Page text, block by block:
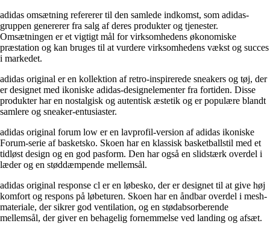
adidas omsætning refererer til den samlede indkomst, som adidas-
gruppen genererer fra salg af deres produkter og tjenester.
Omsætningen er et vigtigt mål for virksomhedens økonomiske
præstation og kan bruges til at vurdere virksomhedens vækst og succes
i markedet.
adidas original er en kollektion af retro-inspirerede sneakers og tøj, der
er designet med ikoniske adidas-designelementer fra fortiden. Disse
produkter har en nostalgisk og autentisk æstetik og er populære blandt
samlere og sneaker-entusiaster.
adidas original forum low er en lavprofil-version af adidas ikoniske
Forum-serie af basketsko. Skoen har en klassisk basketballstil med et
tidløst design og en god pasform. Den har også en slidstærk overdel i
læder og en støddæmpende mellemsål.
adidas original response cl er en løbesko, der er designet til at give høj
komfort og respons på løbeturen. Skoen har en åndbar overdel i mesh-
materiale, der sikrer god ventilation, og en stødabsorberende
mellemsål, der giver en behagelig fornemmelse ved landing og afsæt.